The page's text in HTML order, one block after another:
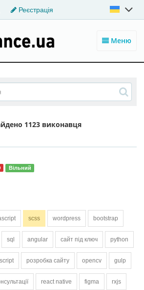
Реєстрація
Меню
1123 виконавця
Вільний
scss wordpress bootstrap
sql angular сайт під ключ python
розробка сайту opencv gulp
react native figma rxjs